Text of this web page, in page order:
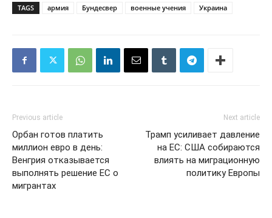
TAGS армия Бундесвер военные учения Украина
Previous article
Орбан готов платить
миллион евро в день:
Венгрия отказывается
выполнять решение ЕС о
мигрантах
Next article
Трамп усиливает давление
на ЕС: США собираются
влиять на миграционную
политику Европы